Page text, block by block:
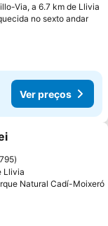
Via, a 6.7 km de Llivia
no sexto andar
Ver preços
favoritos
795
Llivia
Natural Cadí-Moixeró